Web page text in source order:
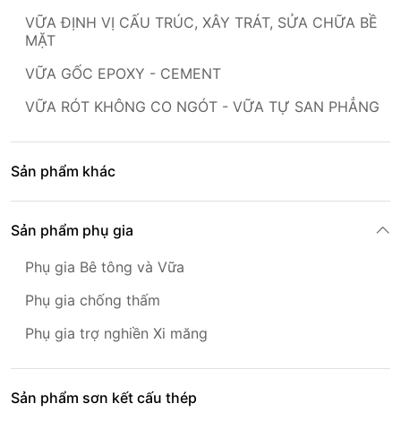
VỮA ĐỊNH VỊ CẤU TRÚC, XÂY TRÁT, SỬA CHỮA BỀ
MẶT
VỮA GỐC EPOXY - CEMENT
VỮA RÓT KHÔNG CO NGÓT - VỮA TỰ SAN PHẲNG
Sản phẩm khác
Sản phẩm phụ gia
Phụ gia Bê tông và Vữa
Phụ gia chống thấm
Phụ gia trợ nghiền Xi măng
Sản phẩm sơn kết cấu thép